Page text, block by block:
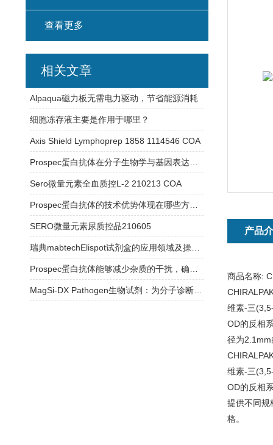
产品
商品名称:
维素-三
OD的反相
径为2.1mm
维素-三
OD的反相
提供不同规
格。
查看更多
相关文章
Alpaqua磁力板无需电力驱动，节省能源消耗
细胞冻存液主要是作用于哪里？
Axis Shield Lymphoprep 1858 1114546 COA
Sero微量元素全血质控L-2 210213 COA
SERO微量元素尿质控品210605